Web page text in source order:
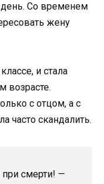
Со временем
жену
и стала
возрасте.
с отцом, а с
часто скандалить.
при смерти! —